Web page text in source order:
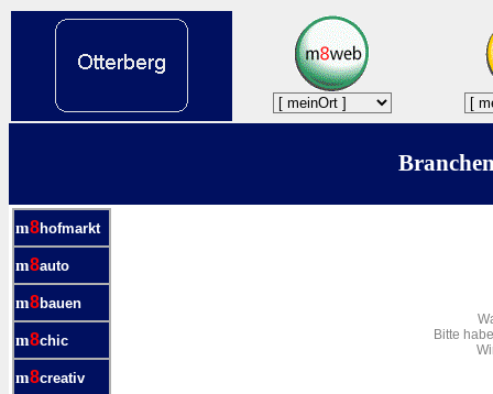
m8hofmarkt
m8auto
m8bauen
m8chic
m8creativ
Bitte